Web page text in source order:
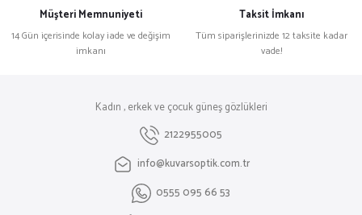
Müşteri Memnuniyeti
14 Gün içerisinde kolay iade ve değişim
imkanı
Taksit İmkanı
Tüm siparişlerinizde 12 taksite kadar
vade!
Kadın , erkek ve çocuk güneş gözlükleri
2122955005
info@kuvarsoptik.com.tr
0555 095 66 53